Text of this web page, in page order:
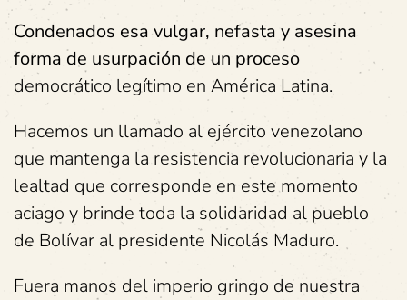
Condenados esa vulgar, nefasta y asesina
forma de usurpación de un proceso
democrático legítimo en América Latina.
Hacemos un llamado al ejército venezolano
que mantenga la resistencia revolucionaria y la
lealtad que corresponde en este momento
aciago y brinde toda la solidaridad al pueblo
de Bolívar al presidente Nicolás Maduro.
Fuera manos del imperio gringo de nuestra